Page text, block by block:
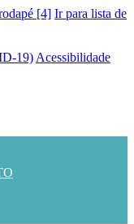
[4] Ir para lista de
19) Acessibilidade